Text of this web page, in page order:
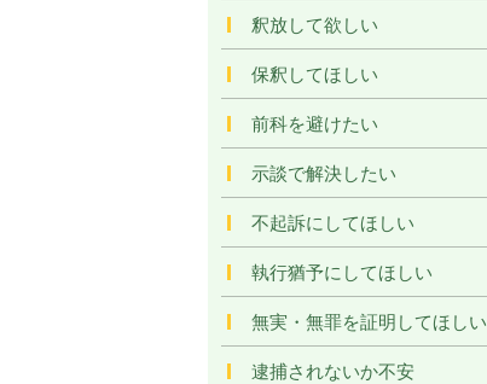
釈放して欲しい
保釈してほしい
前科を避けたい
示談で解決したい
不起訴にしてほしい
執行猶予にしてほしい
無実・無罪を証明してほしい
逮捕されないか不安